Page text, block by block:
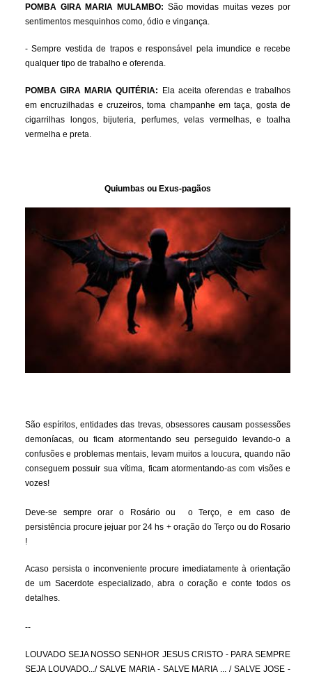
POMBA GIRA MARIA MULAMBO: São movidas muitas vezes por
sentimentos mesquinhos como, ódio e vingança.
- Sempre vestida de trapos e responsável pela imundice e recebe
qualquer tipo de trabalho e oferenda.
POMBA GIRA MARIA QUITÉRIA: Ela aceita oferendas e trabalhos
em encruzilhadas e cruzeiros, toma champanhe em taça, gosta de
cigarrilhas longos, bijuteria, perfumes, velas vermelhas, e toalha
vermelha e preta.
Quiumbas ou Exus-pagãos
São espíritos, entidades das trevas, obsessores causam possessões
demoníacas, ou ficam atormentando seu perseguido levando-o a
confusões e problemas mentais, levam muitos a loucura, quando não
conseguem possuir sua vítima, ficam atormentando-as com visões e
vozes!
Deve-se sempre orar o Rosário ou o Terço, e em caso de
persistência procure jejuar por 24 hs + oração do Terço ou do Rosario
!
Acaso persista o inconveniente procure imediatamente à orientação
de um Sacerdote especializado, abra o coração e conte todos os
detalhes.
--
LOUVADO SEJA NOSSO SENHOR JESUS CRISTO - PARA SEMPRE
SEJA LOUVADO.../ SALVE MARIA - SALVE MARIA ... / SALVE JOSE -